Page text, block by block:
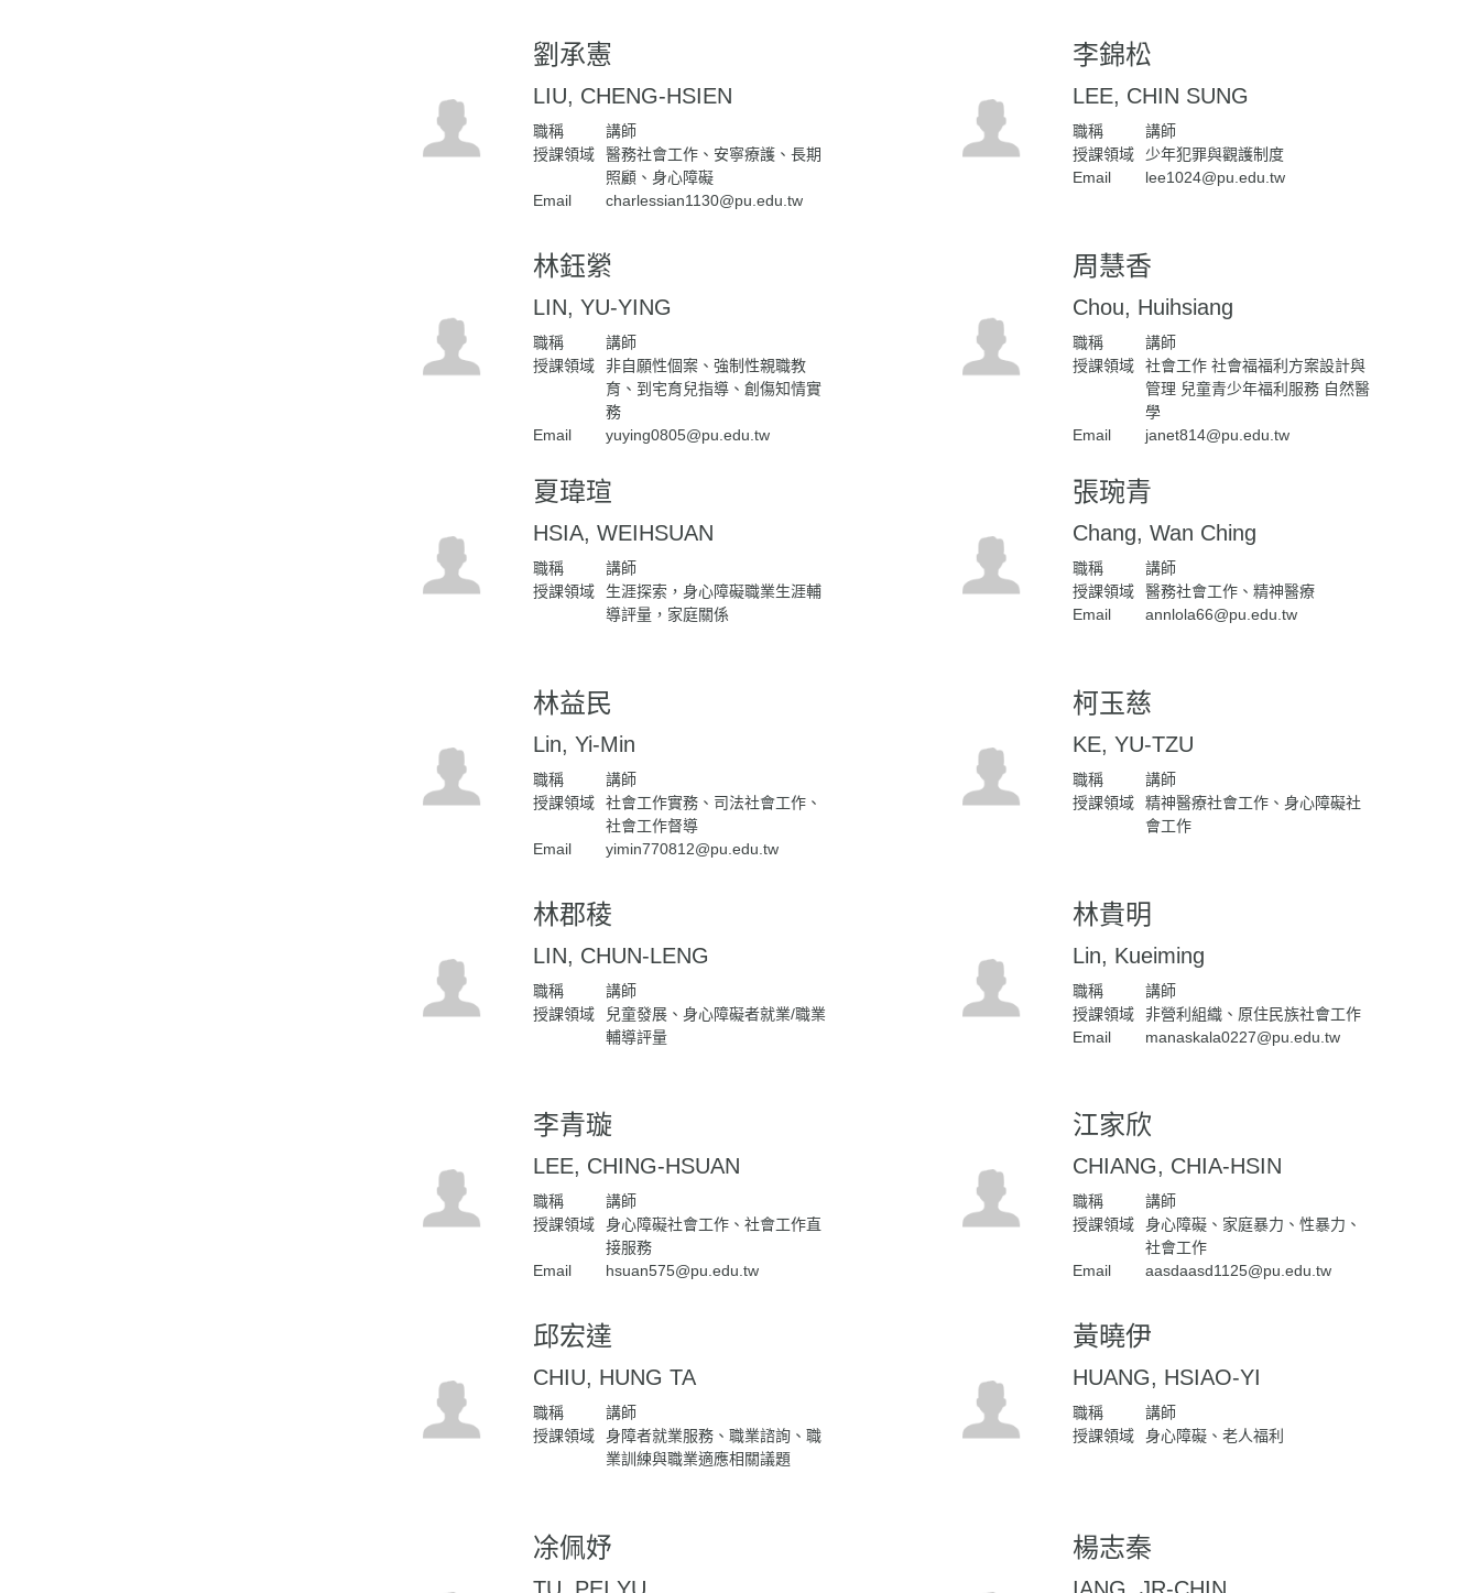
劉承憲
LIU, CHENG-HSIEN
職稱
講師
授課領域
醫務社會工作、安寧療護、長期
照顧、身心障礙
Email
charlessian1130@pu.edu.tw
李錦松
LEE, CHIN SUNG
職稱
講師
授課領域
少年犯罪與觀護制度
Email
lee1024@pu.edu.tw
林鈺縈
LIN, YU-YING
職稱
講師
授課領域
非自願性個案、強制性親職教
育、到宅育兒指導、創傷知情實
務
Email
yuying0805@pu.edu.tw
周慧香
Chou, Huihsiang
職稱
講師
授課領域
社會工作 社會福福利方案設計與
管理 兒童青少年福利服務 自然醫
學
Email
janet814@pu.edu.tw
夏瑋瑄
HSIA, WEIHSUAN
職稱
講師
授課領域
生涯探索，身心障礙職業生涯輔
導評量，家庭關係
張琬青
Chang, Wan Ching
職稱
講師
授課領域
醫務社會工作、精神醫療
Email
annlola66@pu.edu.tw
林益民
Lin, Yi-Min
職稱
講師
授課領域
社會工作實務、司法社會工作、
社會工作督導
Email
yimin770812@pu.edu.tw
柯玉慈
KE, YU-TZU
職稱
講師
授課領域
精神醫療社會工作、身心障礙社
會工作
林郡稜
LIN, CHUN-LENG
職稱
講師
授課領域
兒童發展、身心障礙者就業/職業
輔導評量
林貴明
Lin, Kueiming
職稱
講師
授課領域
非營利組織、原住民族社會工作
Email
manaskala0227@pu.edu.tw
李青璇
LEE, CHING-HSUAN
職稱
講師
授課領域
身心障礙社會工作、社會工作直
接服務
Email
hsuan575@pu.edu.tw
江家欣
CHIANG, CHIA-HSIN
職稱
講師
授課領域
身心障礙、家庭暴力、性暴力、
社會工作
Email
aasdaasd1125@pu.edu.tw
邱宏達
CHIU, HUNG TA
職稱
講師
授課領域
身障者就業服務、職業諮詢、職
業訓練與職業適應相關議題
黃曉伊
HUANG, HSIAO-YI
職稱
講師
授課領域
身心障礙、老人福利
凃佩妤 楊志秦